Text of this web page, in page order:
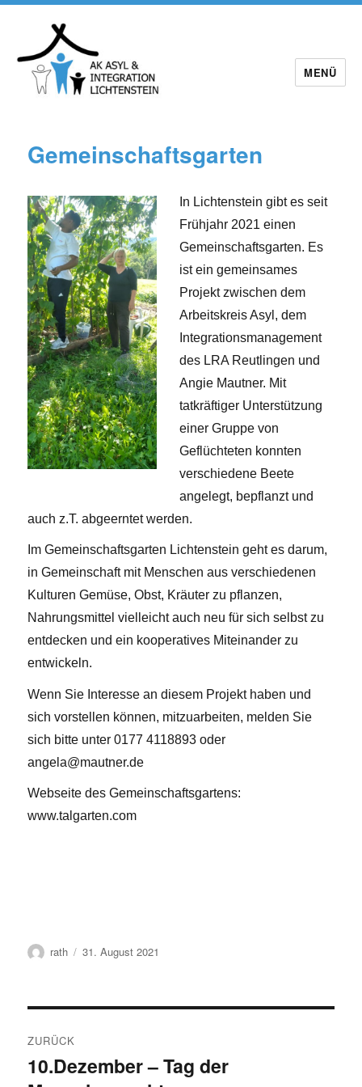
MENÜ
Gemeinschaftsgarten
In Lichtenstein gibt es seit
Frühjahr 2021 einen
Gemeinschaftsgarten. Es
ist ein gemeinsames
Projekt zwischen dem
Arbeitskreis Asyl, dem
Integrationsmanagement
des LRA Reutlingen und
Angie Mautner. Mit
tatkräftiger Unterstützung
einer Gruppe von
Geflüchteten konnten
verschiedene Beete
angelegt, bepflanzt und
auch z.T. abgeerntet werden.
Im Gemeinschaftsgarten Lichtenstein geht es darum,
in Gemeinschaft mit Menschen aus verschiedenen
Kulturen Gemüse, Obst, Kräuter zu pflanzen,
Nahrungsmittel vielleicht auch neu für sich selbst zu
entdecken und ein kooperatives Miteinander zu
entwickeln.
Wenn Sie Interesse an diesem Projekt haben und
sich vorstellen können, mitzuarbeiten, melden Sie
sich bitte unter 0177 4118893 oder
angela@mautner.de
Webseite des Gemeinschaftsgartens:
www.talgarten.com
Autor
rath
Veröffentlicht
31. August 2021
ZURÜCK
Vorheriger
10.Dezember – Tag der